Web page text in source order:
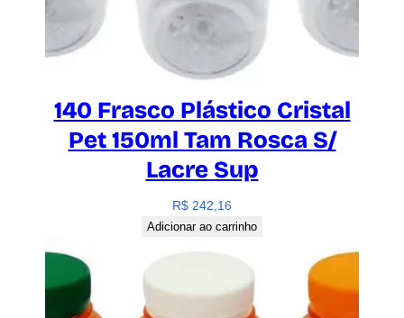
140 Frasco Plástico Cristal
Pet 150ml Tam Rosca S/
Lacre Sup
R$ 242,16
Adicionar ao carrinho